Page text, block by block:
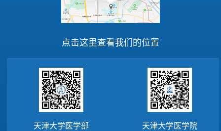
点击这里查看我们的位置
天津大学医学部 天津大学医学院